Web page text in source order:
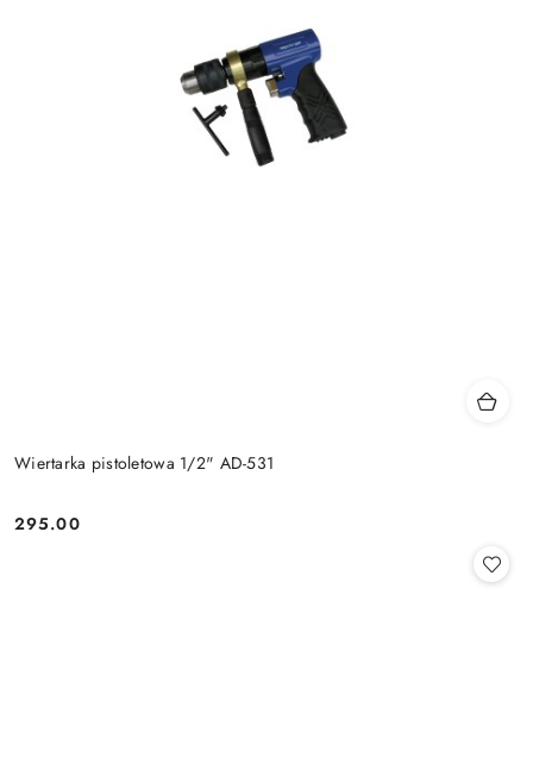
Wiertarka pistoletowa 1/2" AD-531
Cena:
295.00